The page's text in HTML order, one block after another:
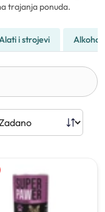
trajanja ponuda.
i strojevi